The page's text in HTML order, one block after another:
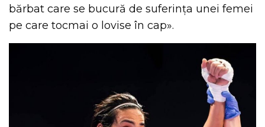
bărbat care se bucură de suferința unei femei
pe care tocmai o lovise în cap».